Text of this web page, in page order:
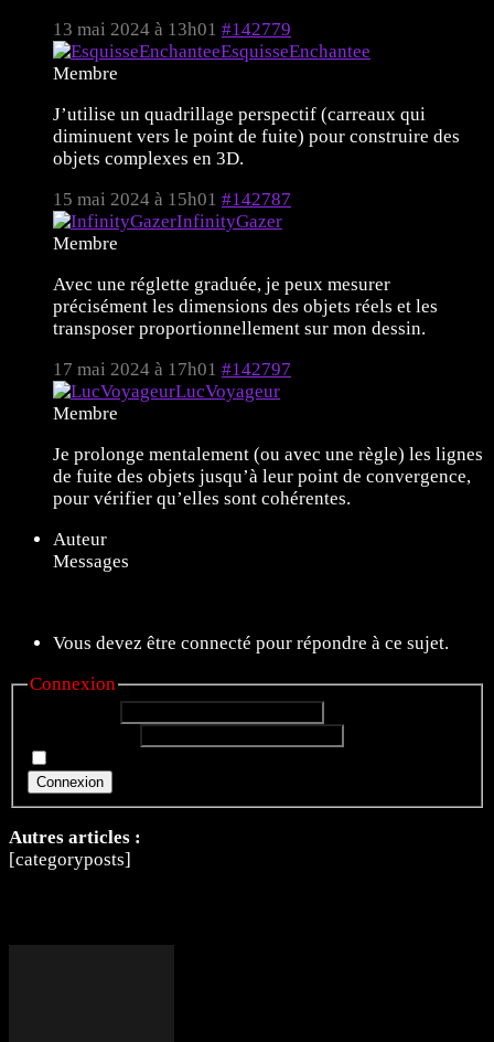
13 mai 2024 à 13h01 #142779
EsquisseEnchantee
Membre
J’utilise un quadrillage perspectif (carreaux qui
diminuent vers le point de fuite) pour construire des
objets complexes en 3D.
15 mai 2024 à 15h01 #142787
InfinityGazer
Membre
Avec une réglette graduée, je peux mesurer
précisément les dimensions des objets réels et les
transposer proportionnellement sur mon dessin.
17 mai 2024 à 17h01 #142797
LucVoyageur
Membre
Je prolonge mentalement (ou avec une règle) les lignes
de fuite des objets jusqu’à leur point de convergence,
pour vérifier qu’elles sont cohérentes.
Auteur
Messages
Vous devez être connecté pour répondre à ce sujet.
Connexion
Connexion
Autres articles :
[categoryposts]